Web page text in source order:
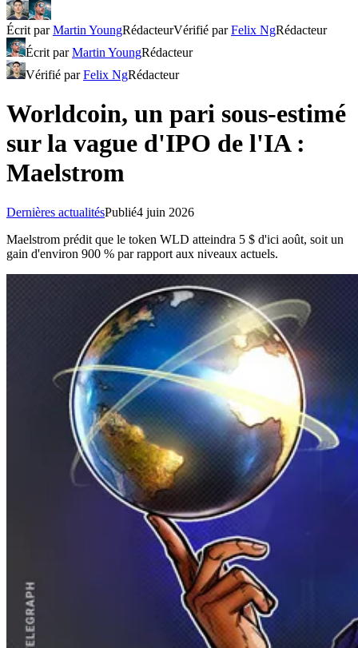
Écrit parMartin YoungRédacteurVérifié parFelix NgRédacteur
Écrit parMartin YoungRédacteur
Vérifié parFelix NgRédacteur
Worldcoin, un pari sous-estimé
sur la vague d'IPO de l'IA :
Maelstrom
Dernières actualitésPublié4 juin 2026
Maelstrom prédit que le token WLD atteindra 5 $ d'ici août, soit un
gain d'environ 900 % par rapport aux niveaux actuels.